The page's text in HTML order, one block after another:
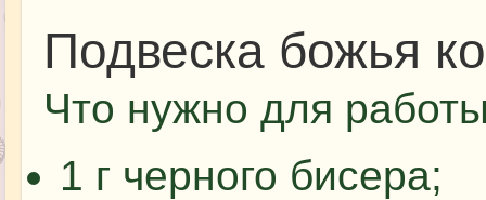
Подвеска божья
Что нужно для
1 г черного бисера;